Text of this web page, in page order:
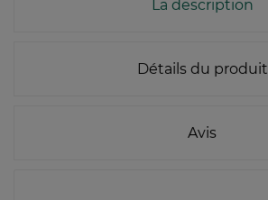
La description
Détails du produit
Avis